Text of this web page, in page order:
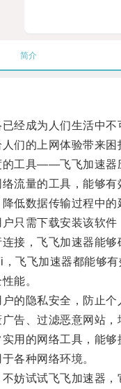
简介
成为人们生活中不
的上网体验带来困
工具——飞飞加速器
量的工具，能够有
数据传输过程中的
需下载安装该软件
，飞飞加速器能够
飞加速器都能够有
能。
隐私安全，防止个
、过滤恶意网站，
的网络工具，能够
各种网络环境。
试试飞飞加速器，